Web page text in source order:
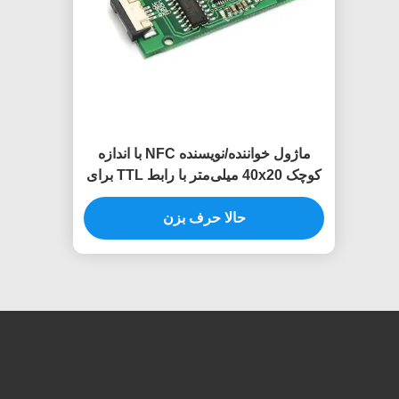
ماژول خواننده/نویسنده NFC با اندازه
کوچک 40x20 میلی‌متر با رابط TTL برای
پرداخت کارت عضویت
حالا حرف بزن